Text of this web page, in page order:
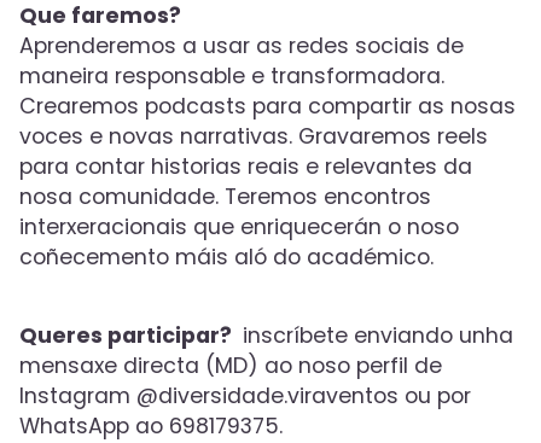
Que faremos?
Aprenderemos a usar as redes sociais de
maneira responsable e transformadora.
Crearemos podcasts para compartir as nosas
voces e novas narrativas. Gravaremos reels
para contar historias reais e relevantes da
nosa comunidade. Teremos encontros
interxeracionais que enriquecerán o noso
coñecemento máis aló do académico.
Queres participar? inscríbete enviando unha
mensaxe directa (MD) ao noso perfil de
Instagram @diversidade.viraventos ou por
WhatsApp ao 698179375.